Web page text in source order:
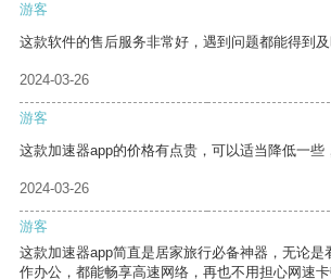
游客
这款软件的售后服务非常好，遇到问题都能得到及
2024-03-26
游客
这款加速器app的价格有点贵，可以适当降低一些
2024-03-26
游客
这款加速器app简直是居家旅行必备神器，无论是
作办公，都能畅享高速网络，再也不用担心网速